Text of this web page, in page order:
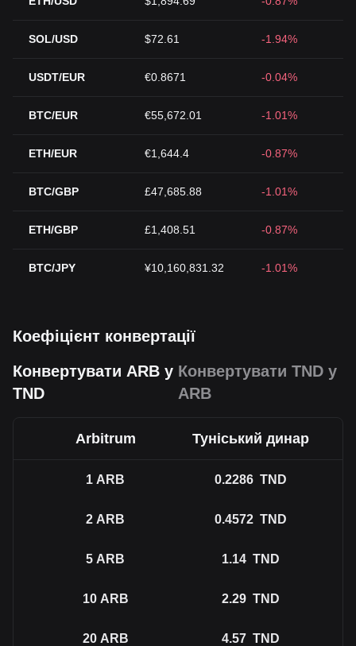
SOL/USD $72.61 -1.94%
USDT/EUR €0.8671 -0.04%
BTC/EUR €55,672.01 -1.01%
ETH/EUR €1,644.4 -0.87%
BTC/GBP £47,685.88 -1.01%
ETH/GBP £1,408.51 -0.87%
BTC/JPY ¥10,160,831.32 -1.01%
Коефіцієнт конвертації
Конвертувати ARB у
TND
Конвертувати TND у
ARB
Arbitrum Туніський динар
1 ARB 0.2286 TND
2 ARB 0.4572 TND
5 ARB 1.14 TND
10 ARB 2.29 TND
20 ARB 4.57 TND